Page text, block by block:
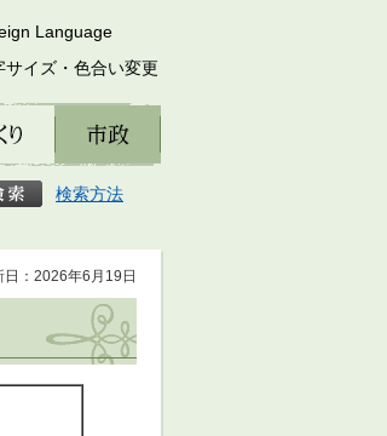
Language
サイズ・色合い変更
市政
検索方法
日：2026年6月19日